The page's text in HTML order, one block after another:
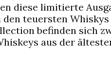
diese limitierte
teuersten
befinden sich
aus der